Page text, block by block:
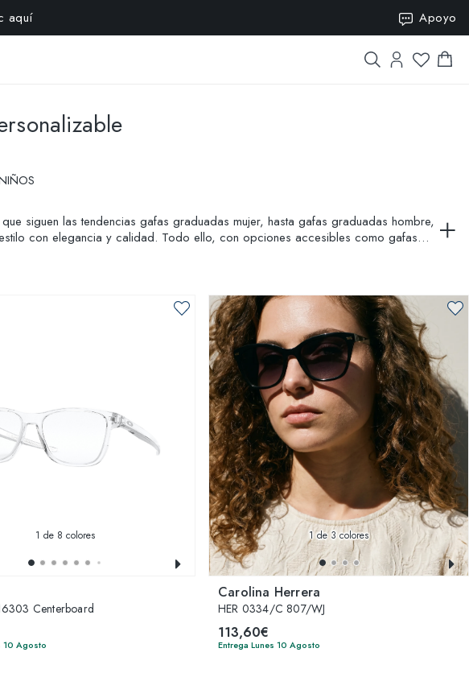
| Código: VISION15 Apoyo
siguen las tendencias gafas graduadas mujer, hasta gafas graduadas hombre,
con elegancia y calidad. Todo ello, con opciones accesibles como gafas
1 de 8 colores
Centerboard
10 Agosto
1de 3 colores
Carolina Herrera
HER 0334/C 807/WJ
113,60€
Entrega Lunes 10 Agosto